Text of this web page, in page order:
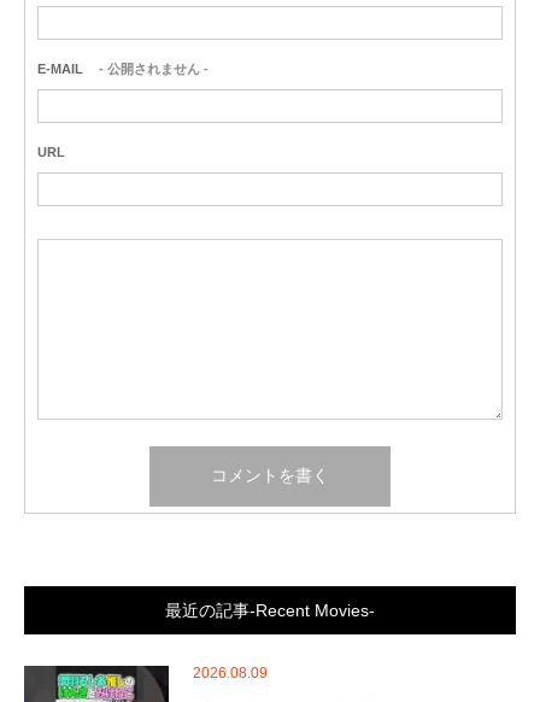
E-MAIL - 公開されません -
URL
最近の記事-Recent Movies-
2026.08.09